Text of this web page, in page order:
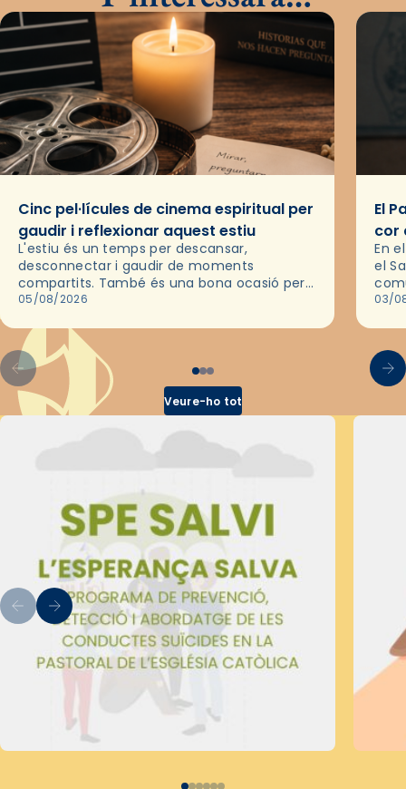
Cinc pel·lícules de cinema espiritual per
gaudir i reflexionar aquest estiu
L'estiu és un temps per descansar,
desconnectar i gaudir de moments
compartits. També és una bona ocasió per
deixar-se portar per una bona història i, a
05/08/2026
El
cor
En
el
de
03/
Veure-ho tot